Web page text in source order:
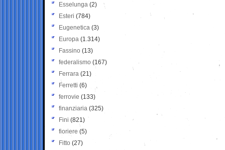
Esselunga (2)
Esteri (784)
Eugenetica (3)
Europa (1.314)
Fassino (13)
federalismo (167)
Ferrara (21)
Ferretti (6)
ferrovie (133)
finanziaria (325)
Fini (821)
fioriere (5)
Fitto (27)